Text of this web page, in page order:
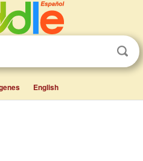
English